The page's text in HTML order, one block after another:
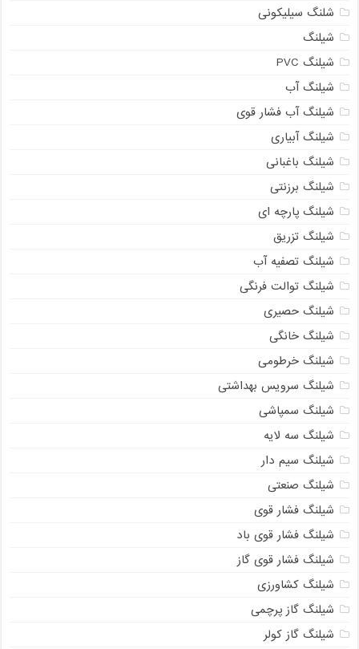
شلنگ سیلیکونی
شیلنگ
شیلنگ PVC
شیلنگ آب
شیلنگ آب فشار قوی
شیلنگ آبیاری
شیلنگ باغبانی
شیلنگ برزنتی
شیلنگ پارچه ای
شیلنگ تزریق
شیلنگ تصفیه آب
شیلنگ توالت فرنگی
شیلنگ حصیری
شیلنگ خانگی
شیلنگ خرطومی
شیلنگ سرویس بهداشتی
شیلنگ سمپاشی
شیلنگ سه لایه
شیلنگ سیم دار
شیلنگ صنعتی
شیلنگ فشار قوی
شیلنگ فشار قوی باد
شیلنگ فشار قوی گاز
شیلنگ کشاورزی
شیلنگ گاز پرچمی
شیلنگ گاز کولر